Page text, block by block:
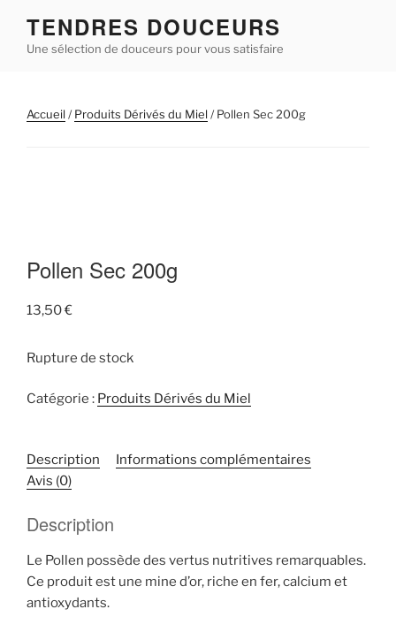
contenu
TENDRES DOUCEURS
Une sélection de douceurs pour vous satisfaire
Accueil/Produits Dérivés du Miel/ Pollen Sec 200g
Pollen Sec 200g
13,50€
Rupture de stock
Catégorie : Produits Dérivés du Miel
Description
Informations complémentaires
Avis (0)
Description
Le Pollen possède des vertus nutritives remarquables.
Ce produit est une mine d’or, riche en fer, calcium et
antioxydants.